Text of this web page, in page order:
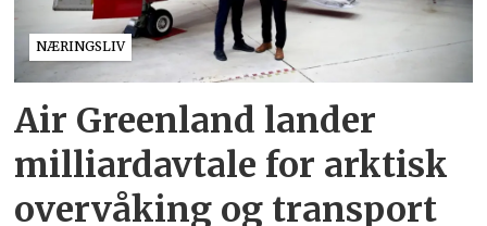
NÆRINGSLIV
Air Greenland lander
milliardavtale for arktisk
overvåking og transport